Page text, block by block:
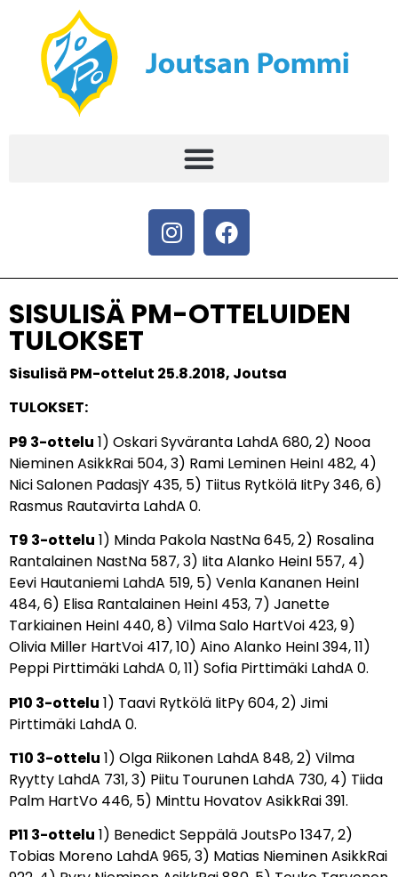
SISULISÄ PM-OTTELUIDEN
TULOKSET
Sisulisä PM-ottelut 25.8.2018, Joutsa
TULOKSET:
P9 3-ottelu 1) Oskari Syväranta LahdA 680,2) Nooa
Nieminen AsikkRai 504,3) Rami Leminen HeinI 482, 4)
Nici Salonen PadasjY 435, 5) Tiitus Rytkölä IitPy 346,6)
Rasmus Rautavirta LahdA 0.
T9 3-ottelu 1) Minda Pakola NastNa 645,2) Rosalina
Rantalainen NastNa 587,3) Iita Alanko HeinI 557, 4)
Eevi Hautaniemi LahdA 519, 5) Venla Kananen HeinI
484,6) Elisa Rantalainen HeinI 453, 7) Janette
Tarkiainen HeinI 440,8) Vilma Salo HartVoi 423,9)
Olivia Miller HartVoi 417,10) Aino Alanko HeinI 394,11)
Peppi Pirttimäki LahdA 0,11) Sofia Pirttimäki LahdA 0.
P10 3-ottelu 1) Taavi Rytkölä IitPy 604,2) Jimi
Pirttimäki LahdA 0.
T10 3-ottelu 1) Olga Riikonen LahdA 848,2) Vilma
Ryytty LahdA 731,3) Piitu Tourunen LahdA 730, 4) Tiida
Palm HartVo 446, 5) Minttu Hovatov AsikkRai 391.
P11 3-ottelu 1) Benedict Seppälä JoutsPo 1347,2)
Tobias Moreno LahdA 965,3) Matias Nieminen AsikkRai